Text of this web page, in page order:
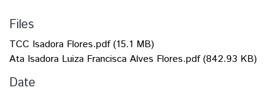
Files
TCC Isadora Flores.pdf(15.1 MB)
Ata Isadora Luiza Francisca Alves Flores.pdf(842.93 KB)
Date